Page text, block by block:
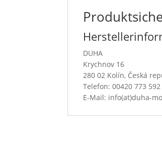
DUHA
Krychnov 16
280 02 Kolín, Česká
Telefon: 00420 773
E-Mail: info(at)duha-